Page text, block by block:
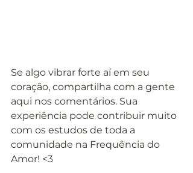
Se algo vibrar forte aí em seu
coração, compartilha com a gente
aqui nos comentários. Sua
experiência pode contribuir muito
com os estudos de toda a
comunidade na Frequência do
Amor! <3